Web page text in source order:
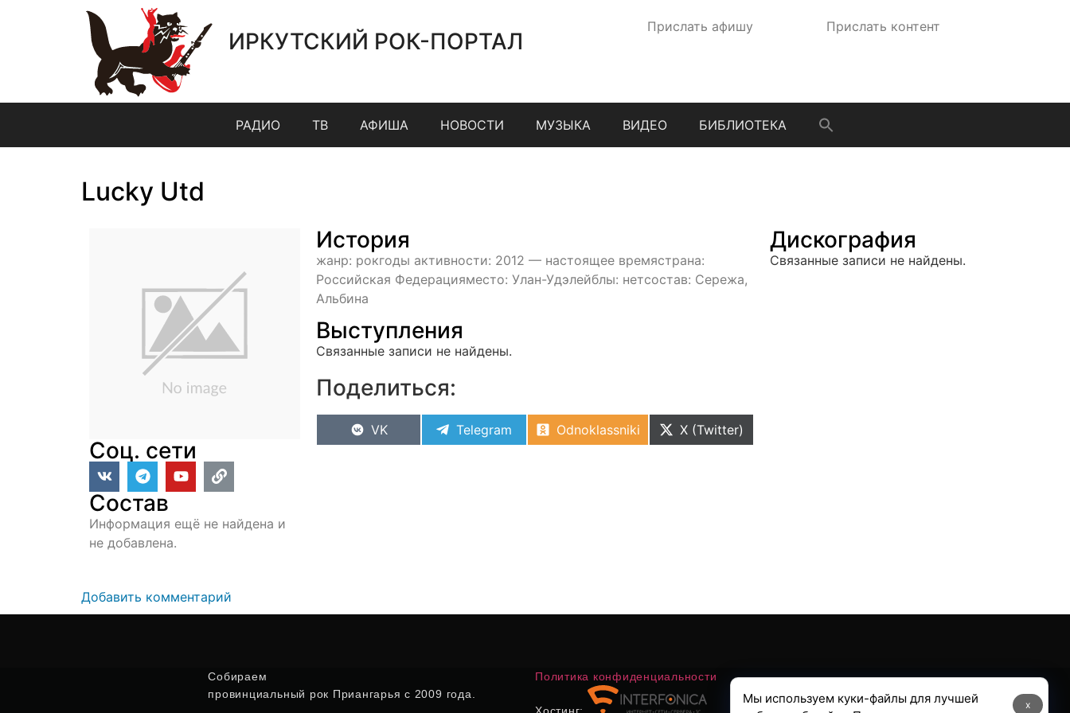
ИРКУТСКИЙ РОК-ПОРТАЛ
Прислать афишу Прислать контент
РАДИО ТВ АФИША НОВОСТИ МУЗЫКА ВИДЕО БИБЛИОТЕКА
Lucky Utd
Соц. сети
Состав
Информация ещё не найдена и
не добавлена.
История
жанр: рокгоды активности: 2012 — настоящее времястрана:
Российская Федерацияместо: Улан-Удэлейблы: нетсостав: Сережа,
Альбина
Выступления
Связанные записи не найдены.
Поделиться:
VK Telegram Odnoklassniki X (Twitter)
Дискография
Связанные записи не найдены.
Добавить комментарий
Собираем
провинциальный рок Приангарья с 2009 года.
Политика конфиденциальности
x
Мы используем куки-файлы для лучшей